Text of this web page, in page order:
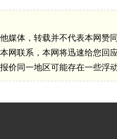
媒体，转载并不代表本网赞
网联系，本网将迅速给您回
价同一地区可能存在一些浮